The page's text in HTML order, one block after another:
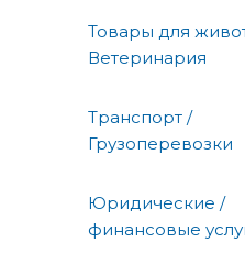
Товары для
Ветеринария
Транспорт /
Грузоперевозки
Юридические /
финансовые